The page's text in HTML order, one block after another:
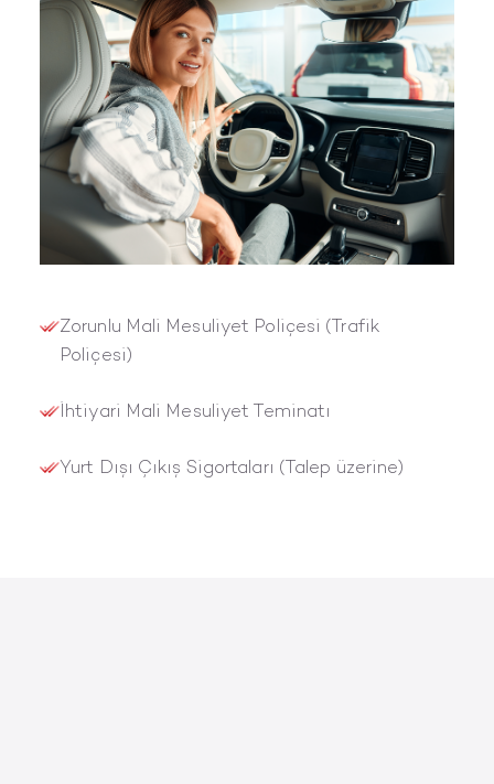
Zorunlu Mali Mesuliyet Poliçesi (Trafik
Poliçesi)
İhtiyari Mali Mesuliyet Teminatı
Yurt Dışı Çıkış Sigortaları (Talep üzerine)